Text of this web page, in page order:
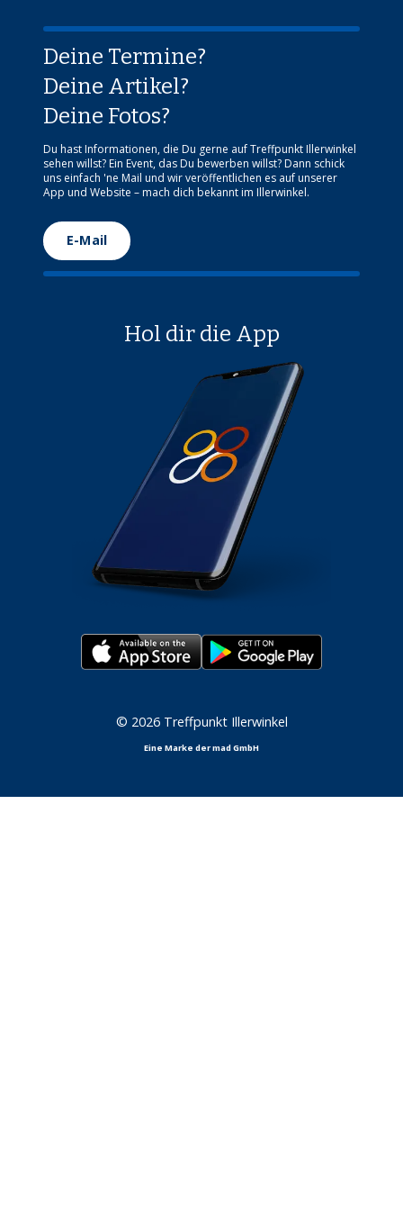
Hol dir die App
© 2026 Treffpunkt Illerwinkel
Eine Marke der mad GmbH
Deine Termine?
Deine Artikel?
Deine Fotos?
Du hast Informationen, die Du gerne auf Treffpunkt Illerwinkel
sehen willst? Ein Event, das Du bewerben willst? Dann schick
uns einfach 'ne Mail und wir veröffentlichen es auf unserer
App und Website – mach dich bekannt im Illerwinkel.
E-Mail